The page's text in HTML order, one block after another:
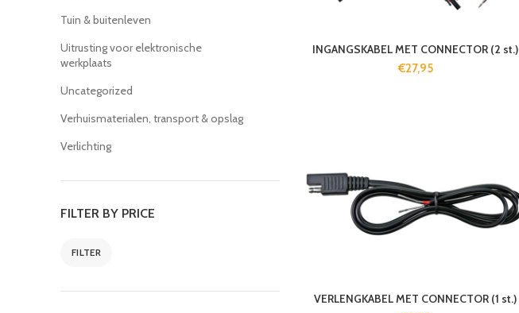
Tuin & buitenleven
Uitrusting voor elektronische
werkplaats
Uncategorized
Verhuismaterialen, transport & opslag
Verlichting
FILTER BY PRICE
FILTER
INGANGSKABEL MET CONNECTOR (2 st.)
€27,95
VERLENGKABEL MET CONNECTOR (1 st.)